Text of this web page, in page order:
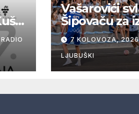
i
RADIO
Vašarovići
Šipovaču za
plasman u
četvrtfinale,
izborio
dalje,
četvrtfinale
7 KOLOVOZA,
LJUBUŠKI